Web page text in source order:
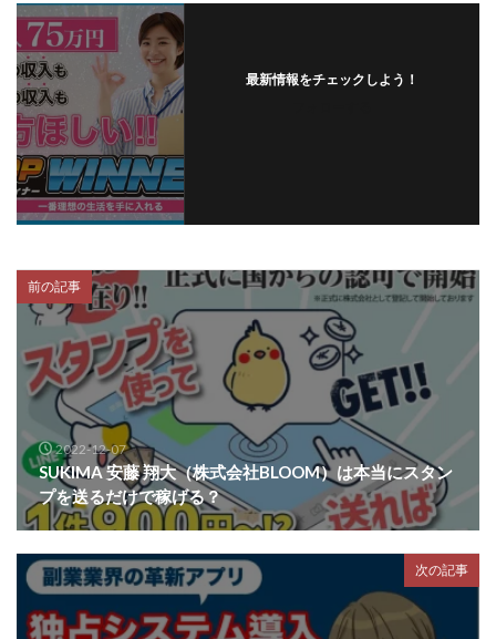
最新情報をチェックしよう！
前の記事
2022-12-07
SUKIMA 安藤 翔大（株式会社BLOOM）は本当にスタン
プを送るだけで稼げる？
次の記事
スマホ1台でどこでも副収入
スマホタップだけで
スマホで副収入の決定版
スマホで稼げる?【裏ワザ副業】
トレーダーKaibe
わずか1日で5万円以上稼ぐ利用者が続出
マネパン KOJI
マネロブ みきお校長
ミユ
ミリオネアチャレンジ
ミリオンラボ(million labo)
ミリチャレ
みんなのハッピーワーク
ゆるリッチ
マネーキューピット
ライフアップ(LIFE UP)
ライブアドバイザーカレッジ
ライフデザイン出版合同会社
らくらくできるスマホ副業
リッチ ギャザリング
リッチ ルーラー
リライアンス(Reliance)
ロミオ・ロドリゲス・ジュニア
ワークスフランチャイジーオフィス
ワークホップ(Work Hop)
ワールドリユースシステム
マネーの湖
マックス岩井
フェールNaviシステム
ニューイヤーパラダイス